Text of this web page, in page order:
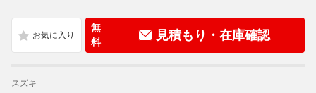
無
料
見積もり・在庫確認
スズキ